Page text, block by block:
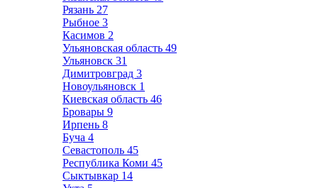
Рязань 27
Рыбное 3
Касимов 2
Ульяновская область 49
Ульяновск 31
Димитровград 3
Новоульяновск 1
Киевская область 46
Бровары 9
Ирпень 8
Буча 4
Севастополь 45
Республика Коми 45
Сыктывкар 14